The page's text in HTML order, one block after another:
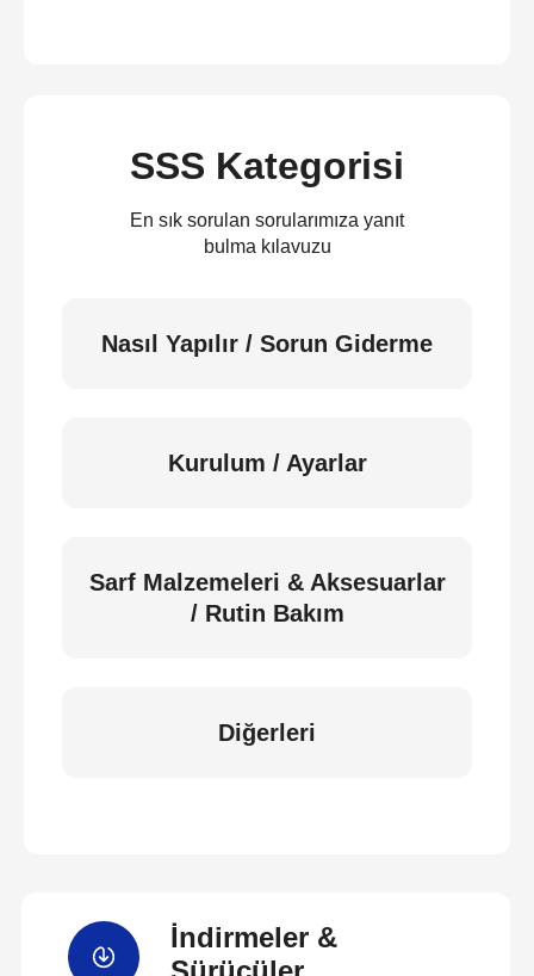
SSS Kategorisi
En sık sorulan sorularımıza yanıt
bulma kılavuzu
Nasıl Yapılır / Sorun Giderme
Kurulum / Ayarlar
Sarf Malzemeleri & Aksesuarlar
/ Rutin Bakım
Diğerleri
İndirmeler &